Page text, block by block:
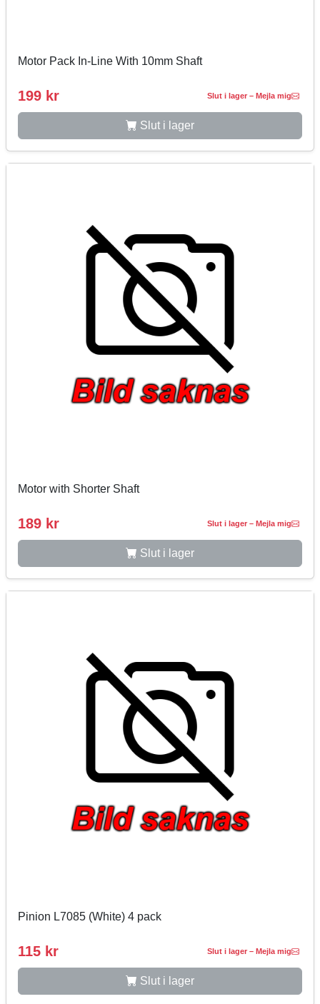
Motor Pack In-Line With 10mm Shaft
199 kr Slut i lager – Mejla mig
Slut i lager
Motor with Shorter Shaft
189 kr Slut i lager – Mejla mig
Slut i lager
Pinion L7085 (White) 4 pack
115 kr Slut i lager – Mejla mig
Slut i lager